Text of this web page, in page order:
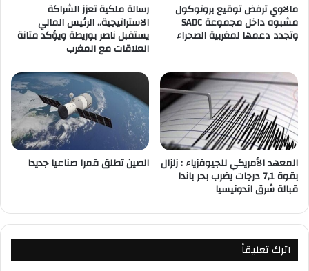
مالاوي ترفض توقيع بروتوكول
مشبوه داخل مجموعة SADC
وتجدد دعمها لمغربية الصحراء
رسالة ملكية تعزز الشراكة
الاستراتيجية.. الرئيس المالي
يستقبل ناصر بوريطة ويؤكد متانة
العلاقات مع المغرب
المعهد الأمريكي للجيوفزياء : زلزال
بقوة 7,1 درجات يضرب بحر باندا
قبالة شرق اندونيسيا
الصين تطلق قمرا صناعيا جديدا
اترك تعليقاً